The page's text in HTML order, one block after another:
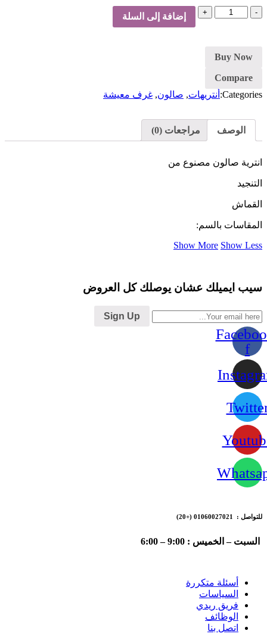
كمية
بيج
إضافة إلى السلة
Buy Now
Compare
Categories: أنتريهات, صالون, غرف معيشة
الوصف مراجعات (0)
انترية صالون مصنوع من
التنجيد
القماش
المقاسات بالسم:
Show More Show Less
سيب ايميلك عشان يوصلك كل العروض
Sign Up
f
للتواصل : 01060027021 (+20)
السبت – الخميس : 9:00 – 6:00
أسئلة متكررة
السياسات
فريق ريدي
الوظائف
اتصل بنا